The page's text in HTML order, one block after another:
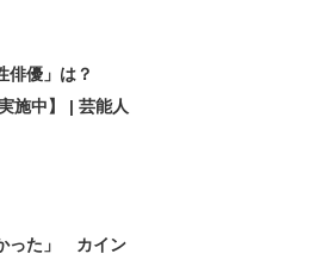
俳優」は？
施中】 | 芸能人
った」 カイン